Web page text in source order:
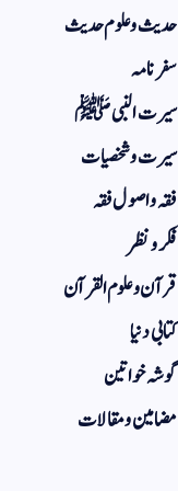
حدیث و علوم حدیث
سفر نامہ
سیرت النبی ﷺ
سیرت و شخصیات
فقہ و اصول فقہ
فکر و نظر
قرآن و علوم القرآن
کتابی دنیا
گوشہ خواتین
مضامین و مقالات